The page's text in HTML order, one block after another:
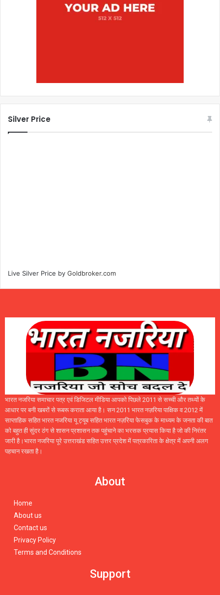
Silver Price
Live Silver Price by Goldbroker.com
भारत नजरिया समाचार पत्र एवं डिजिटल मीडिया आपको पिछले 2011 से सच्ची और तथ्यों के
आधार पर बनी खबरों से रूबरू कराता आया है। सन 2011 भारत नज़रिया पाक्षिक व 2012 में
साप्ताहिक सहित भारत नजरिया यू ट्यूब सहित भारत नज़रिया फेसबुक के माध्यम के जनता की बात
को बहुत ही सुंदर ठंग से शासन प्रशासन तक पहुंचाने का भरसक प्रयास किया है जो की निरंतर
जारी है।भारत नजरिया पूरे उत्तराखंड सहित उत्तर प्रदेश में पत्रकारिता के क्षेत्र में अपनी अलग
पहचान रखता है।
About
Home
About us
Contact us
Privacy Policy
Terms and Conditions
Support